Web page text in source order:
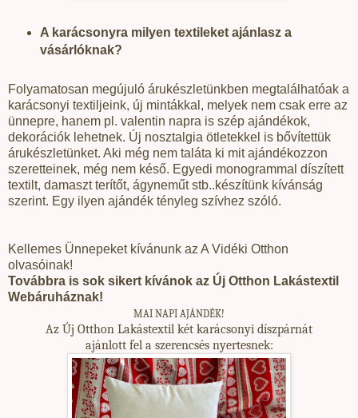
A karácsonyra milyen textileket ajánlasz a
vásárlóknak?
Folyamatosan megújuló árukészletünkben megtalálhatóak a
karácsonyi textiljeink, új mintákkal, melyek nem csak erre az
ünnepre, hanem pl. valentin napra is szép ajándékok,
dekorációk lehetnek. Új nosztalgia ötletekkel is bővítettük
árukészletünket. Aki még nem taláta ki mit ajándékozzon
szeretteinek, még nem késő. Egyedi monogrammal díszített
textilt, damaszt terítőt, ágyneműt stb..készítünk kívánság
szerint. Egy ilyen ajándék tényleg szívhez szóló.
Kellemes Ünnepeket kívánunk az A Vidéki Otthon
olvasóinak!
Továbbra is sok sikert kívánok az Új Otthon Lakástextil
Webáruháznak!
MAI NAPI AJÁNDÉK!
Az Új Otthon Lakástextil két karácsonyi díszpárnát
ajánlott fel a szerencsés nyertesnek: